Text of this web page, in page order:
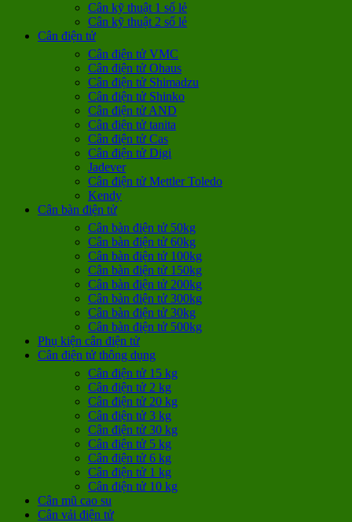
Cân kỹ thuật 1 số lẻ
Cân kỹ thuật 2 số lẻ
Cân điện tử
Cân điện tử VMC
Cân điện tử Ohaus
Cân điện tử Shimadzu
Cân điện tử Shinko
Cân điện tử AND
Cân điện tử tanita
Cân điện tử Cas
Cân điện tử Digi
Jadever
Cân điện tử Mettler Toledo
Kendy
Cân bàn điện tử
Cân bàn điện tử 50kg
Cân bàn điện tử 60kg
Cân bàn điện tử 100kg
Cân bàn điện tử 150kg
Cân bàn điện tử 200kg
Cân bàn điện tử 300kg
Cân bàn điện tử 30kg
Cân bàn điện tử 500kg
Phụ kiện cân điện tử
Cân điện tử thông dụng
Cân điện tử 15 kg
Cân điện tử 2 kg
Cân điện tử 20 kg
Cân điện tử 3 kg
Cân điện tử 30 kg
Cân điện tử 5 kg
Cân điện tử 6 kg
Cân điện tử 1 kg
Cân điện tử 10 kg
Cân mũ cao su
Cân vải điện tử